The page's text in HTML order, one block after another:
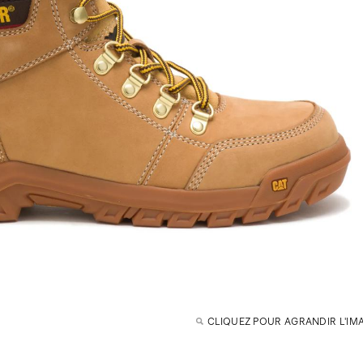
CLIQUEZ POUR AGRANDIR